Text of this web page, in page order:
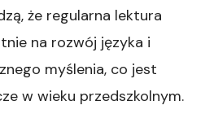
że regularna lektura
na rozwój języka i
myślenia, co jest
w wieku przedszkolnym.